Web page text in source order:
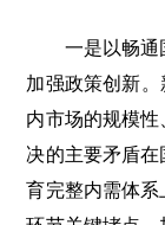
一是以畅通国
加强政策创新。
内市场的规模
决的主要矛盾
育完整内需体